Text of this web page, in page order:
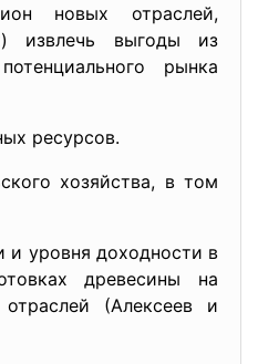
новых отраслей,
извлечь выгоды из
рынка
ресурсов.
хозяйства, в том
и уровня доходности в
древесины на
(Алексеев и